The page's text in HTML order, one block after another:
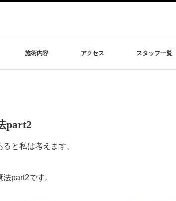
施術内容 アクセス スタッフ一覧
part2
と私は考えます。
part2です。